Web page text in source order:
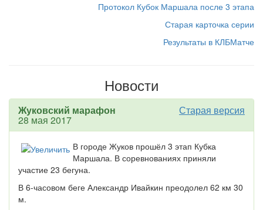
Протокол Кубок Маршала после 3 этапа
Старая карточка серии
Результаты в КЛБМатче
Новости
Старая версия
Жуковский марафон
28 мая 2017
В городе Жуков прошёл 3 этап Кубка
Маршала. В соревнованиях приняли
участие 23 бегуна.
В 6-часовом беге Александр Ивайкин преодолел 62 км 30
м.